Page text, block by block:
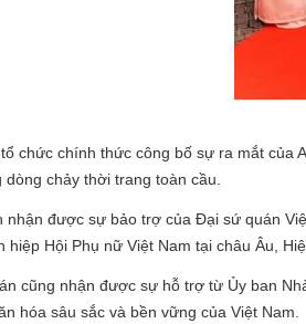
chức chính thức công bố sự ra mắt của
dòng chảy thời trang toàn cầu.
nhận được sự bảo trợ của Đại sứ quán
hiệp Hội Phụ nữ Việt Nam tại châu Âu,
cũng nhận được sự hỗ trợ từ Ủy ban
hóa sâu sắc và bền vững của Việt Nam.